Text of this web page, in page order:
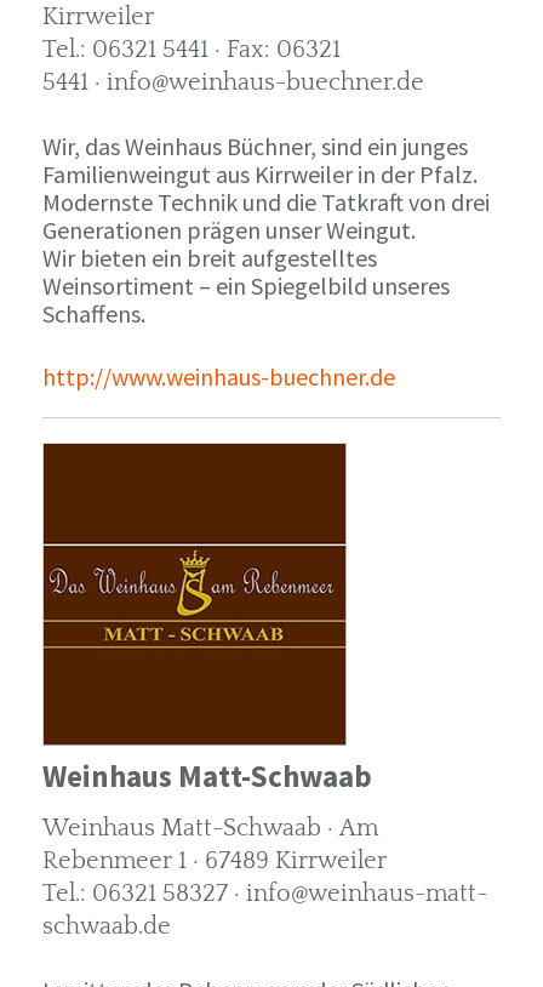
Kirrweiler
Tel.: 06321 5441 · Fax: 06321
5441 · info@weinhaus-buechner.de
Wir, das Weinhaus Büchner, sind ein junges
Familienweingut aus Kirrweiler in der Pfalz.
Modernste Technik und die Tatkraft von drei
Generationen prägen unser Weingut.
Wir bieten ein breit aufgestelltes
Weinsortiment – ein Spiegelbild unseres
Schaffens.
http://www.weinhaus-buechner.de
Weinhaus Matt-Schwaab
Weinhaus Matt-Schwaab · Am
Rebenmeer 1 · 67489 Kirrweiler
Tel.: 06321 58327 · info@weinhaus-matt-
schwaab.de